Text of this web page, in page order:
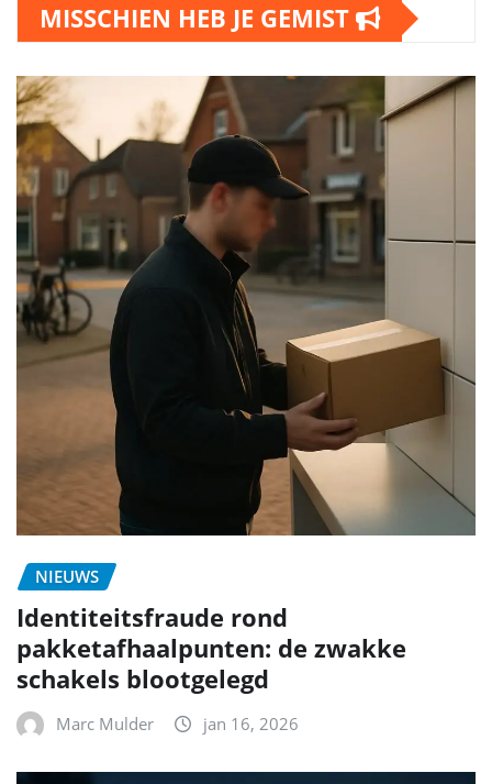
MISSCHIEN HEB JE GEMIST
NIEUWS
Identiteitsfraude rond
pakketafhaalpunten: de zwakke
schakels blootgelegd
Marc Mulder jan 16, 2026